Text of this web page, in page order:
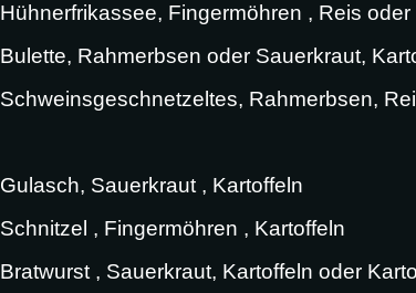
Hühnerfrikassee, Fingermöhren , Reis oder
Bulette, Rahmerbsen oder Sauerkraut,
Schweinsgeschnetzeltes, Rahmerbsen,
Gulasch, Sauerkraut , Kartoffeln
Schnitzel , Fingermöhren , Kartoffeln
Bratwurst , Sauerkraut, Kartoffeln oder